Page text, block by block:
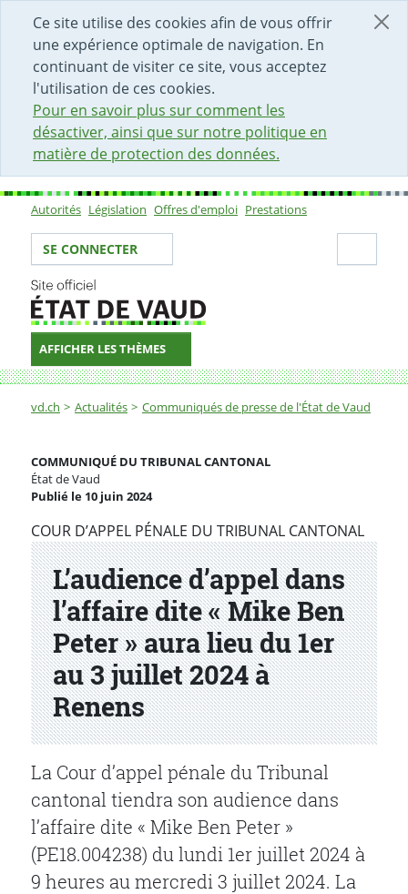
Ce site utilise des cookies afin de vous offrir
une expérience optimale de navigation. En
continuant de visiter ce site, vous acceptez
l'utilisation de ces cookies.
Pour en savoir plus sur comment les
désactiver, ainsi que sur notre politique en
matière de protection des données.
DÉBUT DU CONTENU DE LA PAGE
ACCÈS AU CHAMP DE RECHERCHE
PAGE D'ACCUEIL
FORMULAIRE DE CONTACT
Sous-navigation
Autorités Législation Offres d'emploi Prestations
Votre identité
SE CONNECTER
AFFICHER LES THÈMES
Fil d'Ariane
vd.ch Actualités Communiqués de presse de l'État de Vaud
L’audience d’appel dans l’affaire dite « Mike Ben
L’audience d’appel dans
l’affaire dite « Mike Ben
Peter » aura lieu du 1er
au 3 juillet 2024 à
Renens
COMMUNIQUÉ DU TRIBUNAL CANTONAL
État de Vaud
Publié le 10 juin 2024
Partenaire(s)
COUR D’APPEL PÉNALE DU TRIBUNAL CANTONAL
La Cour d’appel pénale du Tribunal
cantonal tiendra son audience dans
l’affaire dite « Mike Ben Peter »
(PE18.004238) du lundi 1er juillet 2024 à
9 heures au mercredi 3 juillet 2024. La